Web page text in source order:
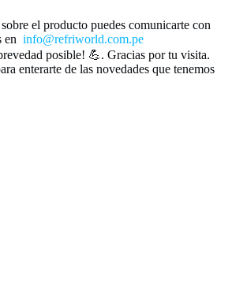
el producto puedes comunicarte con
en info@refriworld.com.pe
posible! 💪. Gracias por tu visita.
enterarte de las novedades que tenemos